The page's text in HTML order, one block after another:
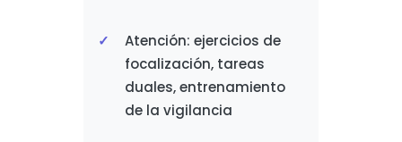
Atención: ejercicios de
focalización, tareas
duales, entrenamiento
de la vigilancia